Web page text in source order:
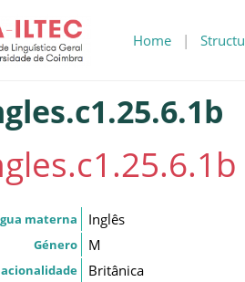
Home |
materna Inglês
Género M
Britânica